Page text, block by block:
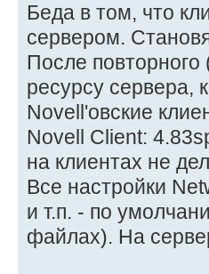
Беда в том, что
сервером.
После повторного
ресурсу сервера,
Novell'овские
Novell Client:
на клиентах не
Все настройки
и т.п. - по
файлах). На